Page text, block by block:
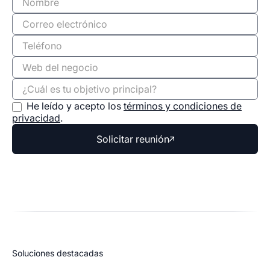
reunión
He leído y acepto los términos y condiciones de
privacidad.
Solicitar reunión
Soluciones destacadas